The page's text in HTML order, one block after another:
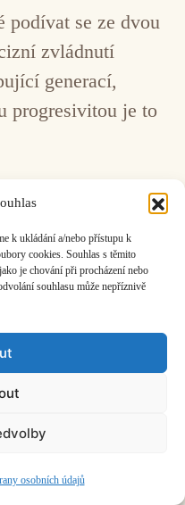
k ukládání a/nebo přístupu k
cookies. Souhlas s těmito
je chování při procházení nebo
souhlasu může nepříznivě
osobních údajů
podívat se ze dvou
zvládnutí
generací,
progresivitou je to